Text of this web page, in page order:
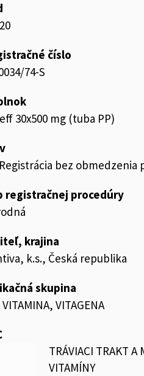
číslo
74-S
30x500 mg (tuba PP)
bez obmedzenia
registračnej procedúry
krajina
k.s., Česká republika
skupina
VITAMINA, VITAGENA
TRÁVIACI TRAKT A
VITAMÍNY